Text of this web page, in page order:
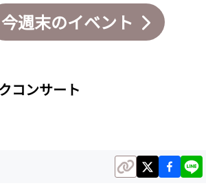
今週末のイベント
コンサート